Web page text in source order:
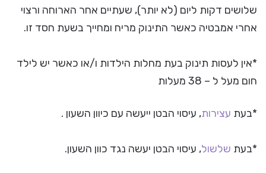
שלושים דקות ליום (לא יותר), שעתיים אחר הארוחה ורצוי
אחרי אמבטיה כאשר התינוק מריח ומחייך בשעת חסד זו.
*אין לעסות תינוק בעת מחלות הילדות ו/או כאשר יש לילד
חום מעל ל – 38 מעלות
*בעת עצירות, עיסוי הבטן ייעשה עם כיוון השעון .
*בעת שלשול, עיסוי הבטן יעשה נגד כוון השעון.